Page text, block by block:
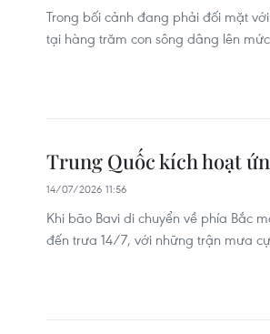
Trong bối cảnh đang phải đối mặt
tại hàng trăm con sông dâng lên
Trung Quốc kích hoạt
14/07/2026 11:56
Khi bão Bavi di chuyển về phía Bắc
đến trưa 14/7, với những trận mưa